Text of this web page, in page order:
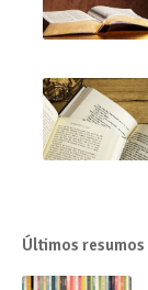
Últimos resumos